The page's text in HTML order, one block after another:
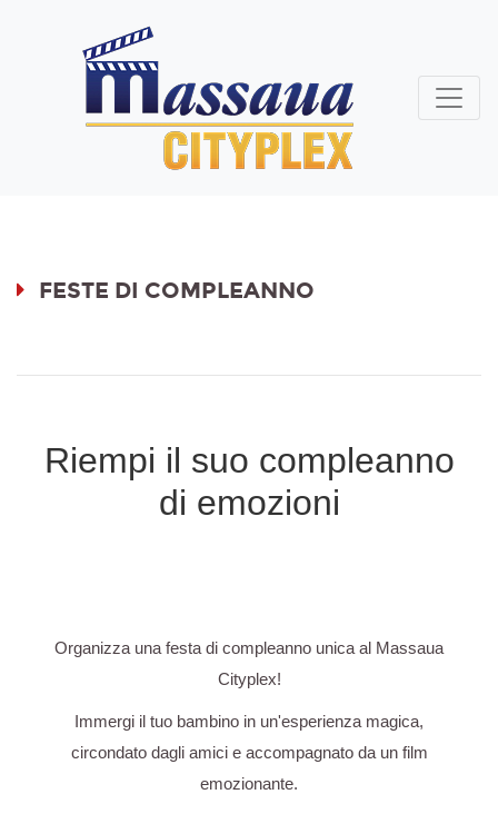
FESTE DI COMPLEANNO
Riempi il suo compleanno
di emozioni
Organizza una festa di compleanno unica al Massaua
Cityplex!
Immergi il tuo bambino in un'esperienza magica,
circondato dagli amici e accompagnato da un film
emozionante.